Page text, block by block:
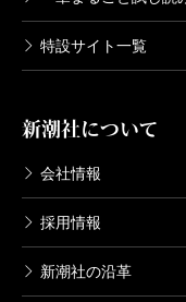
特設サイト一覧
新潮社について
会社情報
採用情報
新潮社の沿革